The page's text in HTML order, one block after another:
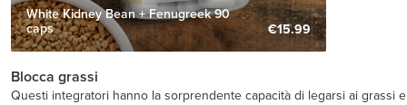
White Kidney Bean + Fenugreek 90
caps
€15.99
Blocca grassi
Questi integratori hanno la sorprendente capacità di legarsi ai grassi e